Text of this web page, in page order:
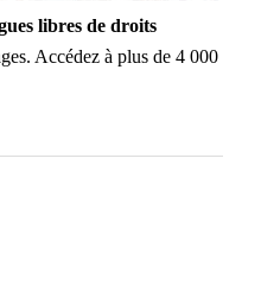
libres de droits
Accédez à plus de 4 000